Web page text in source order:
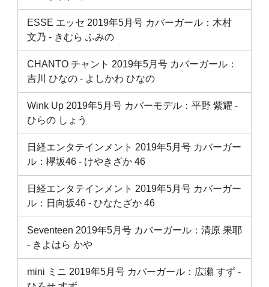
ESSE エッセ 2019年5月号 カバーガール：木村
文乃 ‐ きむら ふみの
CHANTO チャント 2019年5月号 カバーガール：
吉川 ひなの ‐ よしかわ ひなの
Wink Up 2019年5月号 カバーモデル：平野 紫耀 ‐
ひらの しょう
日経エンタテインメント 2019年5月号 カバーガー
ル：欅坂46 ‐ けやきざか 46
日経エンタテインメント 2019年5月号 カバーガー
ル：日向坂46 ‐ ひなたざか 46
Seventeen 2019年5月号 カバーガール：清原 果耶
‐ きよはら かや
mini ミニ 2019年5月号 カバーガール：広瀬 すず ‐